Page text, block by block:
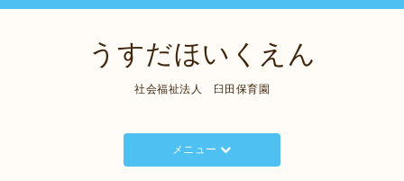
うすだほいくえん
社会福祉法人 臼田保育園
メニュー